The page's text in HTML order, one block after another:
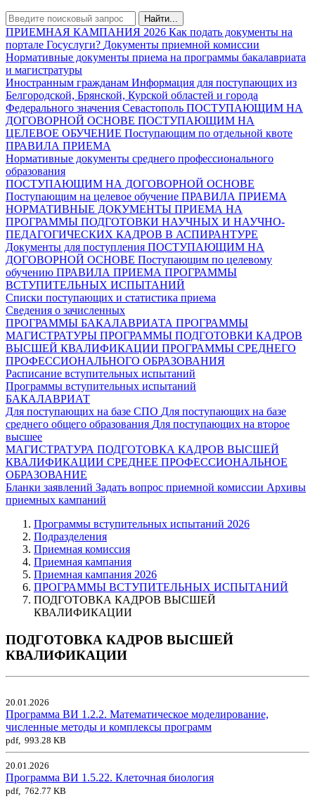
Найти...
ПРИЕМНАЯ КАМПАНИЯ 2026 Как подать документы на
портале Госуслуги? Документы приемной комиссии
Нормативные документы приема на программы бакалавриата
и магистратуры
Иностранным гражданам Информация для поступающих из
Белгородской, Брянской, Курской областей и города
Федерального значения Севастополь ПОСТУПАЮЩИМ НА
ДОГОВОРНОЙ ОСНОВЕ ПОСТУПАЮЩИМ НА
ЦЕЛЕВОЕ ОБУЧЕНИЕ Поступающим по отдельной квоте
ПРАВИЛА ПРИЕМА
Нормативные документы среднего профессионального
образования
ПОСТУПАЮЩИМ НА ДОГОВОРНОЙ ОСНОВЕ
Поступающим на целевое обучение ПРАВИЛА ПРИЕМА
НОРМАТИВНЫЕ ДОКУМЕНТЫ ПРИЕМА НА
ПРОГРАММЫ ПОДГОТОВКИ НАУЧНЫХ И НАУЧНО-
ПЕДАГОГИЧЕСКИХ КАДРОВ В АСПИРАНТУРЕ
Документы для поступления ПОСТУПАЮЩИМ НА
ДОГОВОРНОЙ ОСНОВЕ Поступающим по целевому
обучению ПРАВИЛА ПРИЕМА ПРОГРАММЫ
ВСТУПИТЕЛЬНЫХ ИСПЫТАНИЙ
Списки поступающих и статистика приема
Сведения о зачисленных
ПРОГРАММЫ БАКАЛАВРИАТА ПРОГРАММЫ
МАГИСТРАТУРЫ ПРОГРАММЫ ПОДГОТОВКИ КАДРОВ
ВЫСШЕЙ КВАЛИФИКАЦИИ ПРОГРАММЫ СРЕДНЕГО
ПРОФЕССИОНАЛЬНОГО ОБРАЗОВАНИЯ
Расписание вступительных испытаний
Программы вступительных испытаний
БАКАЛАВРИАТ
Для поступающих на базе СПО Для поступающих на базе
среднего общего образования Для поступающих на второе
высшее
МАГИСТРАТУРА ПОДГОТОВКА КАДРОВ ВЫСШЕЙ
КВАЛИФИКАЦИИ СРЕДНЕЕ ПРОФЕССИОНАЛЬНОЕ
ОБРАЗОВАНИЕ
Бланки заявлений Задать вопрос приемной комиссии Архивы
приемных кампаний
Программы вступительных испытаний 2026
Подразделения
Приемная комиссия
Приемная кампания
Приемная кампания 2026
ПРОГРАММЫ ВСТУПИТЕЛЬНЫХ ИСПЫТАНИЙ
ПОДГОТОВКА КАДРОВ ВЫСШЕЙ
КВАЛИФИКАЦИИ
ПОДГОТОВКА КАДРОВ ВЫСШЕЙ
КВАЛИФИКАЦИИ
20.01.2026
Программа ВИ 1.2.2. Математическое моделирование,
численные методы и комплексы программ
pdf, 993.28 KB
20.01.2026
Программа ВИ 1.5.22. Клеточная биология
pdf, 762.77 KB